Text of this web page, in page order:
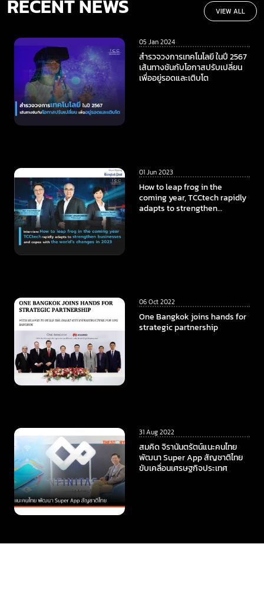
RECENT NEWS VIEW ALL
05 Jan 2024
สำรวจวงการเทคโนโลยี ในปี 2567
เส้นทางชันกับโอกาสปรับเปลี่ยน
เพื่ออยู่รอดและเติบโต
01 Jun 2023
How to leap frog in the
coming year, TCCtech rapidly
adapts to strengthen
06 Oct 2022
One Bangkok joins hands for
strategic partnership
31 Aug 2022
สมคิด จิรานันตรัตน์แนะคนไทย
พัฒนา Super App สัญชาติไทย
ขับเคลื่อนเศรษฐกิจประเทศ